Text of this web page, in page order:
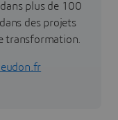
plus de 100
des projets
transformation.